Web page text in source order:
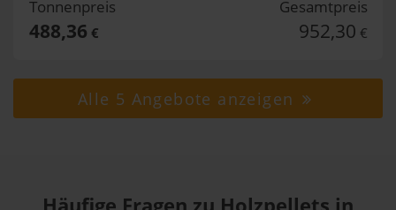
Tonnenpreis
488,36 €
Gesamtpreis
952,30 €
Alle 5 Angebote anzeigen